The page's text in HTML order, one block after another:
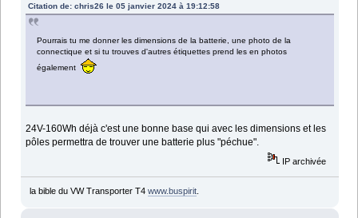
Citation de: chris26 le 05 janvier 2024 à 19:12:58
Pourrais tu me donner les dimensions de la batterie, une photo de la
connectique et si tu trouves d'autres étiquettes prend les en photos
également
24V-160Wh déjà c'est une bonne base qui avec les dimensions et les
pôles permettra de trouver une batterie plus "péchue".
IP archivée
la bible du VW Transporter T4 www.buspirit.